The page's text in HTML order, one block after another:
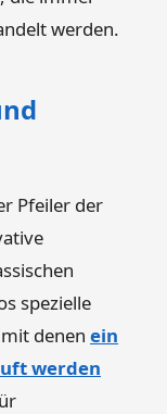
werden.
Pfeiler der
spezielle
denen ein
werden